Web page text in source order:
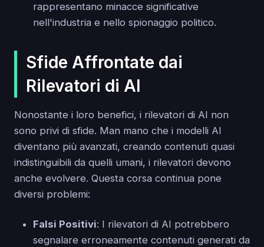
rappresentano minacce significative
nell'industria e nello spionaggio politico.
Sfide Affrontate dai
Rilevatori di AI
Nonostante i loro benefici, i rilevatori di AI non
sono privi di sfide. Man mano che i modelli AI
diventano più avanzati, creando contenuti quasi
indistinguibili da quelli umani, i rilevatori devono
anche evolvere. Questa corsa continua pone
diversi problemi:
Falsi Positivi: I rilevatori di AI potrebbero
segnalare erroneamente contenuti generati da